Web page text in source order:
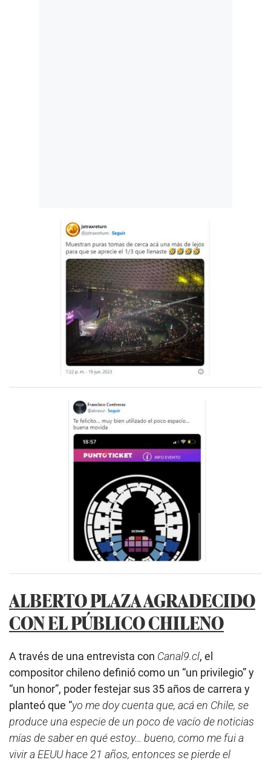
ALBERTO PLAZA AGRADECIDO
CON EL PÚBLICO CHILENO
A través de una entrevista con Canal9.cl, el
compositor chileno definió como un “un privilegio” y
“un honor”, poder festejar sus 35 años de carrera y
planteó que “yo me doy cuenta que, acá en Chile, se
produce una especie de un poco de vacío de noticias
mías de saber en qué estoy… bueno, como me fui a
vivir a EEUU hace 21 años, entonces se pierde el